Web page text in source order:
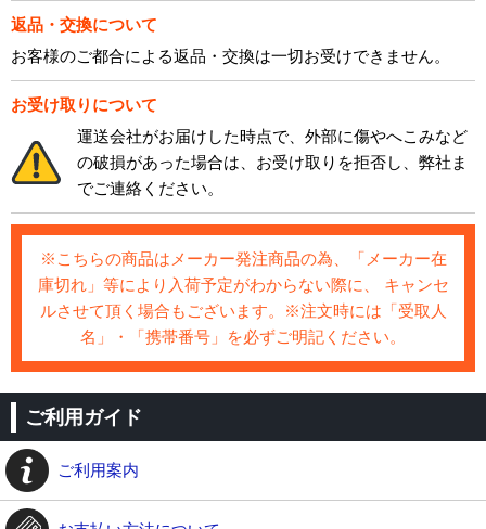
返品・交換について
お客様のご都合による返品・交換は一切お受けできません。
お受け取りについて
運送会社がお届けした時点で、外部に傷やへこみなど
の破損があった場合は、お受け取りを拒否し、弊社ま
でご連絡ください。
※こちらの商品はメーカー発注商品の為、「メーカー在
庫切れ」等により入荷予定がわからない際に、 キャンセ
ルさせて頂く場合もございます。※注文時には「受取人
名」・「携帯番号」を必ずご明記ください。
ご利用ガイド
ご利用案内